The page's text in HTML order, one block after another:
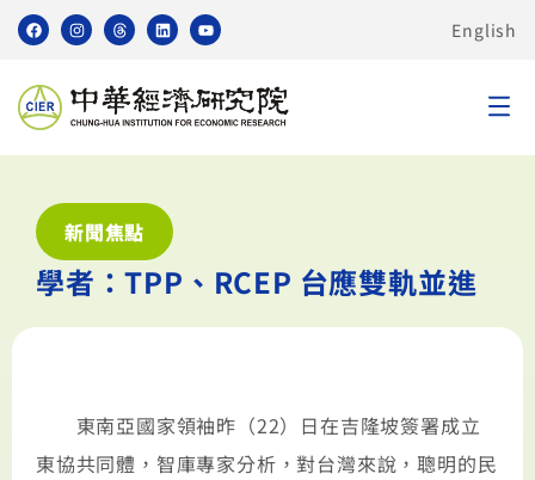
English
新聞焦點
學者：TPP、RCEP 台應雙軌並進
東南亞國家領袖昨（22）日在吉隆坡簽署成立
東協共同體，智庫專家分析，對台灣來說，聰明的民